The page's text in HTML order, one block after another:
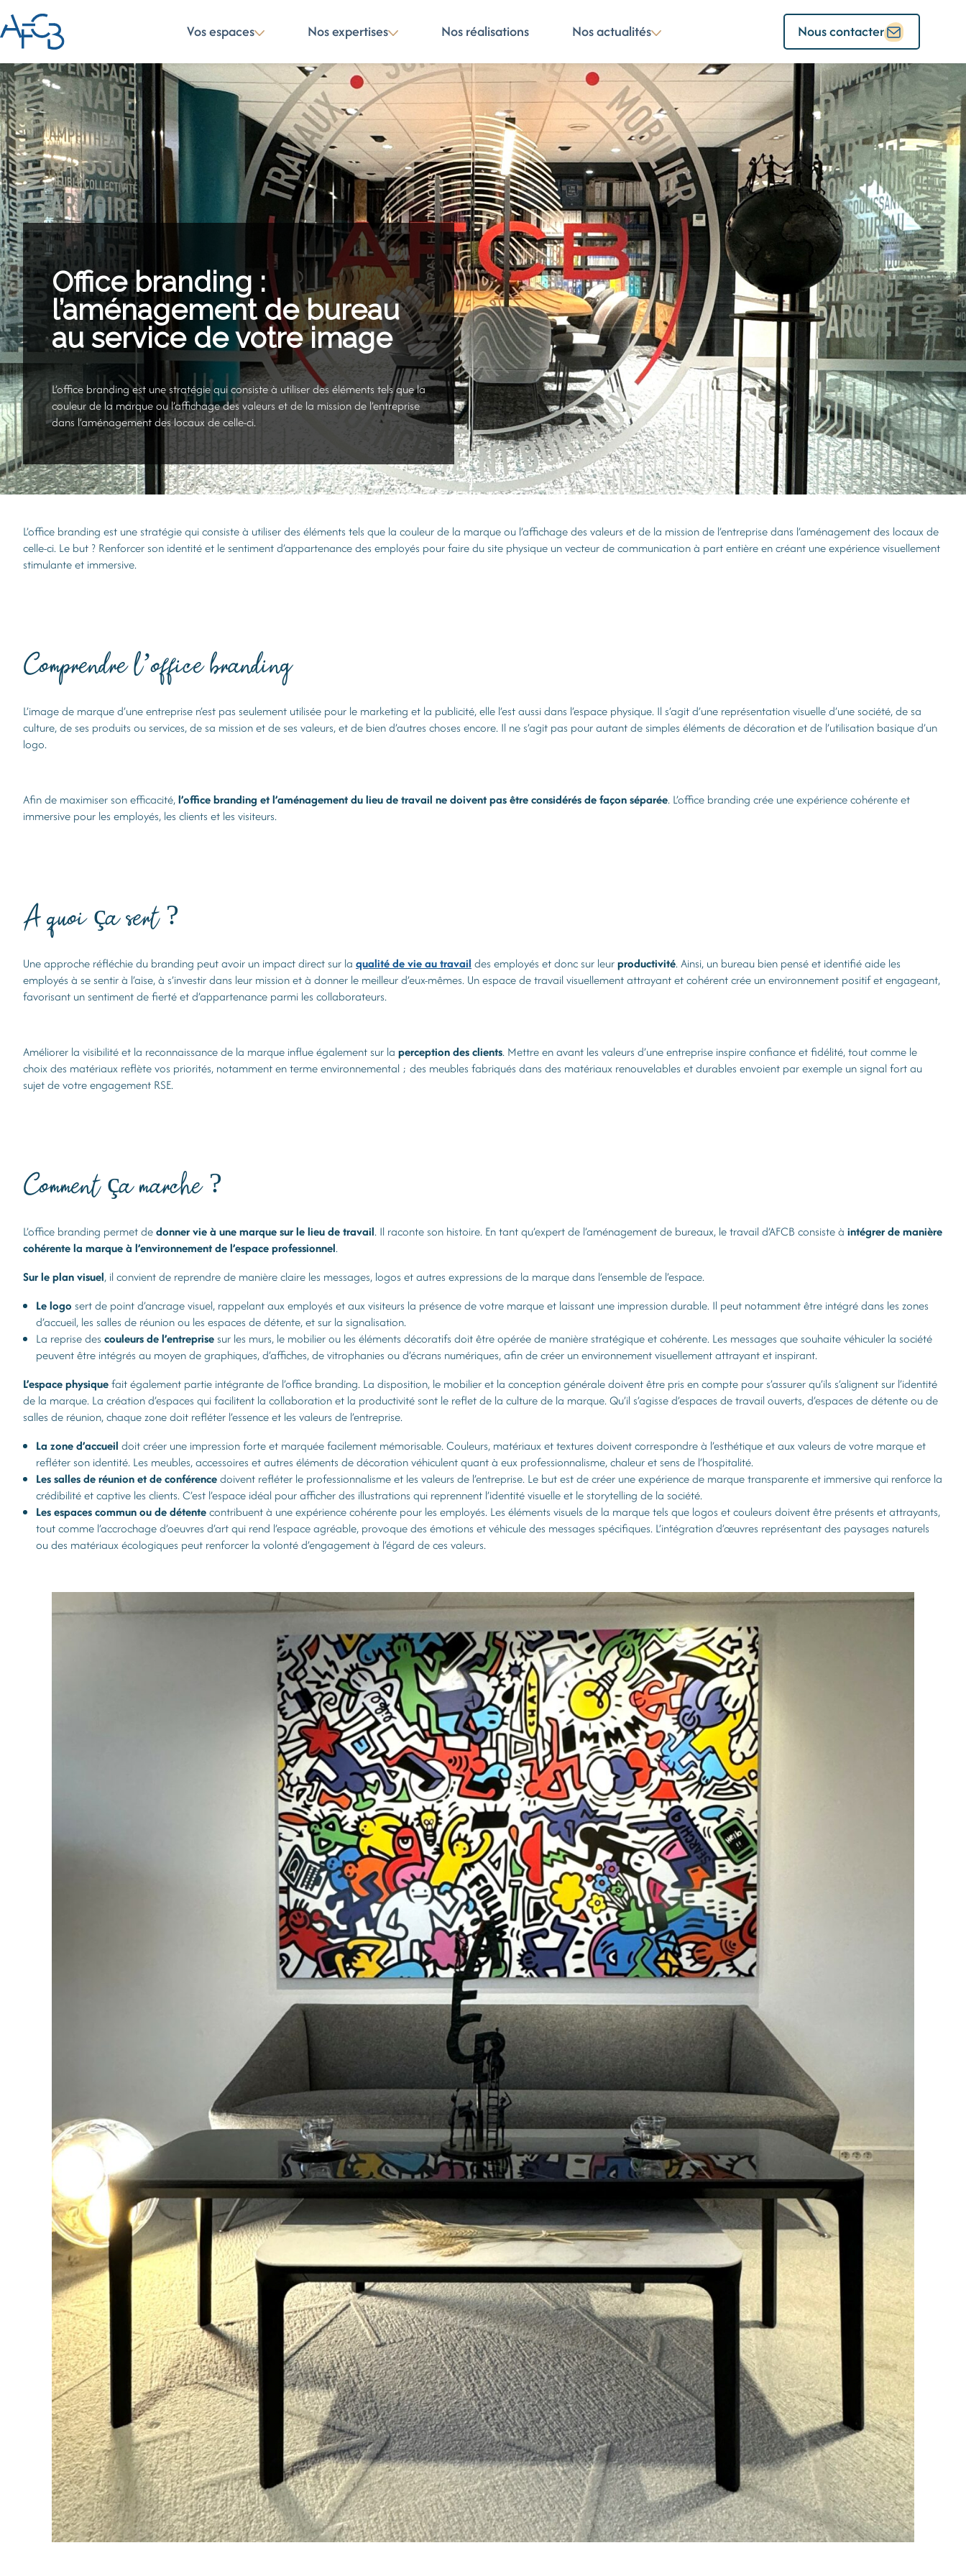
Vos espaces Nos expertises Nos réalisations Nos actualités Nous contacter
Office branding :
l’aménagement de bureau
au service de votre image
L’office branding est une stratégie qui consiste à utiliser des éléments tels que la
couleur de la marque ou l’affichage des valeurs et de la mission de l’entreprise
dans l’aménagement des locaux de celle-ci.
L’office branding est une stratégie qui consiste à utiliser des éléments tels que la couleur de la marque ou l’affichage des valeurs et de la mission de l’entreprise dans l’aménagement des locaux de
celle-ci. Le but ? Renforcer son identité et le sentiment d’appartenance des employés pour faire du site physique un vecteur de communication à part entière en créant une expérience visuellement
stimulante et immersive.
Comprendre l’office branding
L’image de marque d’une entreprise n’est pas seulement utilisée pour le marketing et la publicité, elle l’est aussi dans l’espace physique. Il s’agit d’une représentation visuelle d’une société, de sa
culture, de ses produits ou services, de sa mission et de ses valeurs, et de bien d’autres choses encore. Il ne s’agit pas pour autant de simples éléments de décoration et de l’utilisation basique d’un
logo.
Afin de maximiser son efficacité,l’office branding et l’aménagement du lieu de travail ne doivent pas être considérés de façon séparée. L’office branding crée une expérience cohérente et
immersive pour les employés, les clients et les visiteurs.
A quoi ça sert ?
Une approche réfléchie du branding peut avoir un impact direct sur la qualité de vie au travail des employés et donc sur leurproductivité. Ainsi, un bureau bien pensé et identifié aide les
employés à se sentir à l’aise, à s’investir dans leur mission et à donner le meilleur d’eux-mêmes. Un espace de travail visuellement attrayant et cohérent crée un environnement positif et engageant,
favorisant un sentiment de fierté et d’appartenance parmi les collaborateurs.
Améliorer la visibilité et la reconnaissance de la marque influe également sur la perception des clients. Mettre en avant les valeurs d’une entreprise inspire confiance et fidélité, tout comme le
choix des matériaux reflète vos priorités, notamment en terme environnemental ; des meubles fabriqués dans des matériaux renouvelables et durables envoient par exemple un signal fort au
sujet de votre engagement RSE.
Comment ça marche ?
L’office branding permet dedonner vie à une marque sur le lieu de travail. Il raconte son histoire. En tant qu’expert de l’aménagement de bureaux, le travail d’AFCB consiste à intégrer de manière
cohérente la marque à l’environnement de l’espace professionnel.
Sur le plan visuel, il convient de reprendre de manière claire les messages, logos et autres expressions de la marque dans l’ensemble de l’espace.
Le logo sert de point d’ancrage visuel, rappelant aux employés et aux visiteurs la présence de votre marque et laissant une impression durable. Il peut notamment être intégré dans les zones
d’accueil, les salles de réunion ou les espaces de détente, et sur la signalisation.
La reprise des couleurs de l’entreprise sur les murs, le mobilier ou les éléments décoratifs doit être opérée de manière stratégique et cohérente. Les messages que souhaite véhiculer la société
peuvent être intégrés au moyen de graphiques, d’affiches, de vitrophanies ou d’écrans numériques, afin de créer un environnement visuellement attrayant et inspirant.
L’espace physiquefait également partie intégrante de l’office branding. La disposition, le mobilier et la conception générale doivent être pris en compte pour s’assurer qu’ils s’alignent sur l’identité
de la marque. La création d’espaces qui facilitent la collaboration et la productivité sont le reflet de la culture de la marque. Qu’il s’agisse d’espaces de travail ouverts, d’espaces de détente ou de
salles de réunion, chaque zone doit refléter l’essence et les valeurs de l’entreprise.
La zone d’accueil doit créer une impression forte et marquée facilement mémorisable. Couleurs, matériaux et textures doivent correspondre à l’esthétique et aux valeurs de votre marque et
refléter son identité. Les meubles, accessoires et autres éléments de décoration véhiculent quant à eux professionnalisme, chaleur et sens de l’hospitalité.
Les salles de réunion et de conférencedoivent refléter le professionnalisme et les valeurs de l’entreprise. Le but est de créer une expérience de marque transparente et immersive qui renforce la
crédibilité et captive les clients. C’est l’espace idéal pour afficher des illustrations qui reprennent l’identité visuelle et le storytelling de la société.
Les espaces commun ou de détentecontribuent à une expérience cohérente pour les employés. Les éléments visuels de la marque tels que logos et couleurs doivent être présents et attrayants,
tout comme l’accrochage d’oeuvres d’art qui rend l’espace agréable, provoque des émotions et véhicule des messages spécifiques. L’intégration d’œuvres représentant des paysages naturels
ou des matériaux écologiques peut renforcer la volonté d’engagement à l’égard de ces valeurs.